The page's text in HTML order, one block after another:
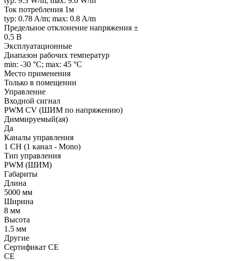
Ток потребления 1м
typ: 0.78 A/m; max: 0.8 A/m
Предельное отклонение напряжения ±
0.5 В
Эксплуатационные
Диапазон рабочих температур
min: -30 °C; max: 45 °C
Место применения
Только в помещении
Управление
Входной сигнал
PWM СV (ШИМ по напряжению)
Диммируемый(ая)
Да
Каналы управления
1 CH (1 канал - Mono)
Тип управления
PWM (ШИМ)
Габариты
Длина
5000 мм
Ширина
8 мм
Высота
1.5 мм
Другие
Сертификат CE
CE